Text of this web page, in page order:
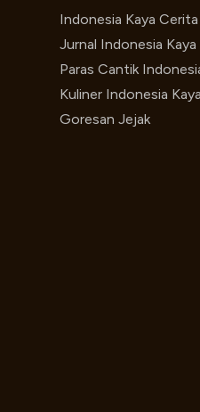
Indonesia Kaya Cerita
Jurnal Indonesia Kaya
Paras Cantik
Kuliner Indonesia Kaya
Goresan Jejak